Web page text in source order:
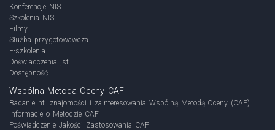
Konferencje NIST
Szkolenia NIST
Filmy
Służba przygotowawcza
E-szkolenia
Doświadczenia jst
Dostępność
Wspólna Metoda Oceny CAF
Badanie nt. znajomości i zainteresowania Wspólną Metodą Oceny (CAF)
Informacje o Metodzie CAF
Poświadczenie Jakości Zastosowania CAF